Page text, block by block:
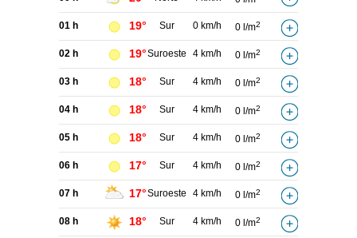
01 h 19° Sur 0 km/h 0 l/m2
02 h 19°Suroeste 4 km/h 0 l/m2
03 h 18° Sur 4 km/h 0 l/m2
04 h 18° Sur 4 km/h 0 l/m2
05 h 18° Sur 4 km/h 0 l/m2
06 h 17° Sur 4 km/h 0 l/m2
07 h 17°Suroeste 4 km/h 0 l/m2
08 h 18° Sur 4 km/h 0 l/m2